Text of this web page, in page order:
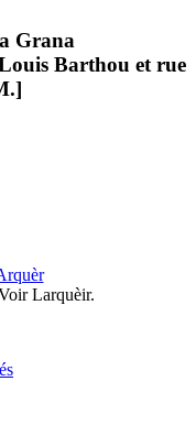
Grana
Barthou et rue
Larquèir.